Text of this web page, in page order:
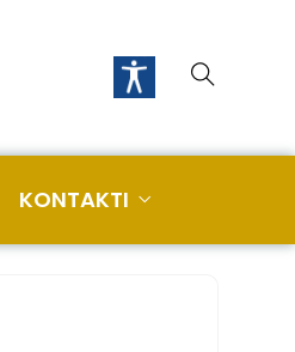
KONTAKTI